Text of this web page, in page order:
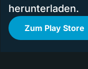
herunterladen.
Zum Play Store